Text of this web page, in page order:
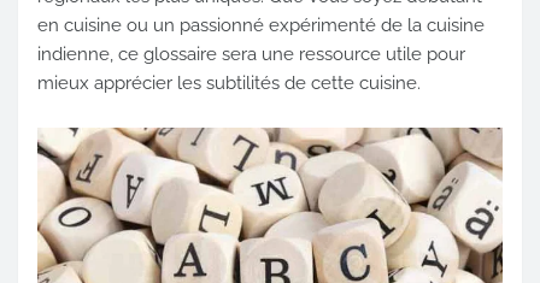
en cuisine ou un passionné expérimenté de la cuisine
indienne, ce glossaire sera une ressource utile pour
mieux apprécier les subtilités de cette cuisine.